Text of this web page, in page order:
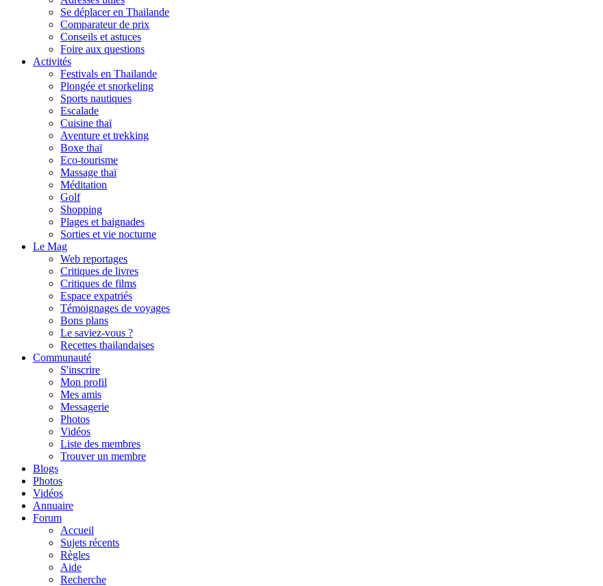
Se déplacer en Thailande
Comparateur de prix
Conseils et astuces
Foire aux questions
Activités
Festivals en Thailande
Plongée et snorkeling
Sports nautiques
Escalade
Cuisine thaï
Aventure et trekking
Boxe thaï
Eco-tourisme
Massage thaï
Méditation
Golf
Shopping
Plages et baignades
Sorties et vie nocturne
Le Mag
Web reportages
Critiques de livres
Critiques de films
Espace expatriés
Témoignages de voyages
Bons plans
Le saviez-vous ?
Recettes thailandaises
Communauté
S'inscrire
Mon profil
Mes amis
Messagerie
Photos
Vidéos
Liste des membres
Trouver un membre
Blogs
Photos
Vidéos
Annuaire
Forum
Accueil
Sujets récents
Règles
Aide
Recherche